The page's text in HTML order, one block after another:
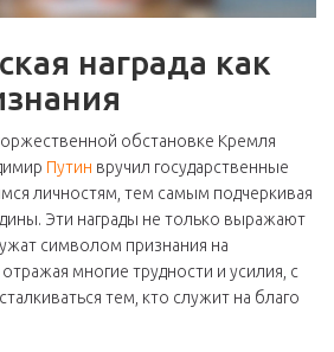
награда как
обстановке Кремля
Путин вручил государственные
личностям, тем самым подчеркивая
Эти награды не только выражают
символом признания на
многие трудности и усилия, с
тем, кто служит на благо